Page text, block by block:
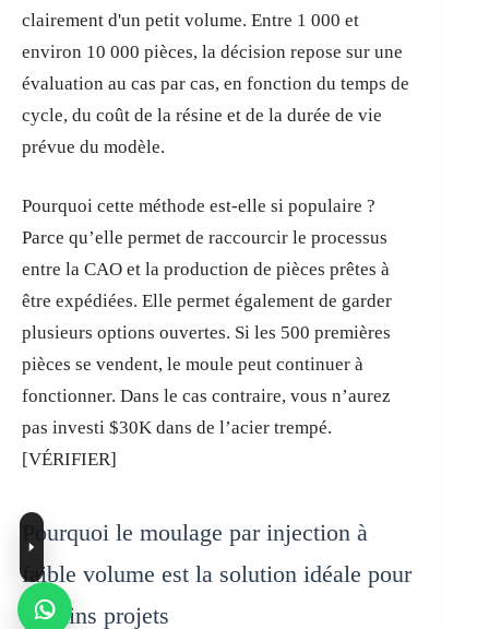
clairement d'un petit volume. Entre 1 000 et
environ 10 000 pièces, la décision repose sur une
évaluation au cas par cas, en fonction du temps de
cycle, du coût de la résine et de la durée de vie
prévue du modèle.
Pourquoi cette méthode est-elle si populaire ?
Parce qu’elle permet de raccourcir le processus
entre la CAO et la production de pièces prêtes à
être expédiées. Elle permet également de garder
plusieurs options ouvertes. Si les 500 premières
pièces se vendent, le moule peut continuer à
fonctionner. Dans le cas contraire, vous n’aurez
pas investi $30K dans de l’acier trempé.
[VÉRIFIER]
Pourquoi le moulage par injection à
faible volume est la solution idéale pour
certains projets